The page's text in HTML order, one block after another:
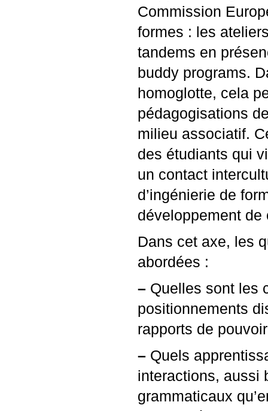
Commission
formes : les
tandems en
buddy programs.
homoglotte, cela
pédagogisations
milieu associatif.
des étudiants qui
un contact
d’ingénierie de
développement
Dans cet axe, les
abordées :
– Quelles sont les
positionnements
rapports de
– Quels
interactions, aussi
grammaticaux